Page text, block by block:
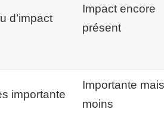
d’impact
Impact encore
présent
importante
Importante mais
moins